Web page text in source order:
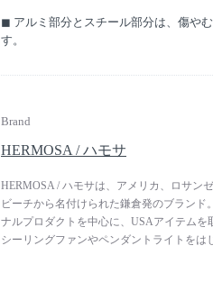
◼︎ アルミ部分とスチール部分は、傷や
す。
Brand
HERMOSA / ハモサ
HERMOSA / ハモサは、アメリカ、ロサン
ビーチから名付けられた鎌倉発のブラン
ナルプロダクトを中心に、USAアイテム
シーリングファンやペンダントライトを